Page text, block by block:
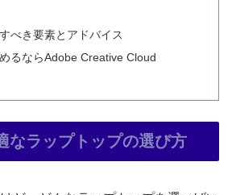
べき要素とアドバイス
るならAdobe Creative Cloud
なラップトップの選び方